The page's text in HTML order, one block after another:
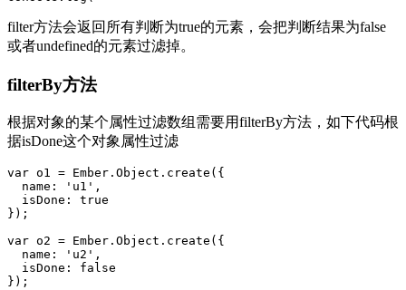
filter方法会返回所有判断为true的元素，会把判断结果为false
或者undefined的元素过滤掉。
filterBy方法
根据对象的某个属性过滤数组需要用filterBy方法，如下代码根
据isDone这个对象属性过滤
var o1 = Ember.Object.create({
  name: 'u1',
  isDone: true
});
var o2 = Ember.Object.create({
  name: 'u2',
  isDone: false
});